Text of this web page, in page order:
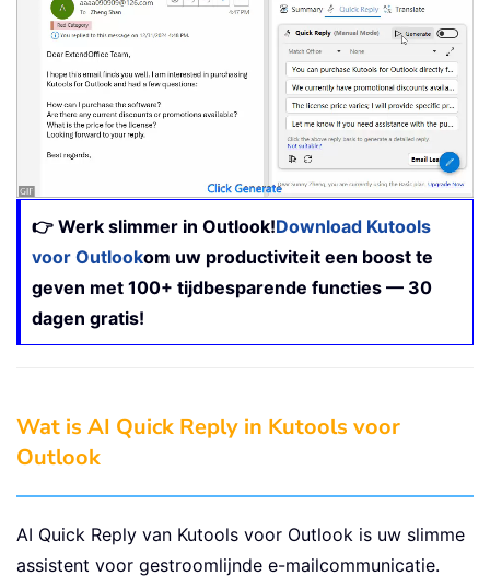
👉 Werk slimmer in Outlook!Download Kutools
voor Outlookom uw productiviteit een boost te
geven met 100+ tijdbesparende functies — 30
dagen gratis!
Wat is AI Quick Reply in Kutools voor
Outlook
AI Quick Reply van Kutools voor Outlook is uw slimme
assistent voor gestroomlijnde e-mailcommunicatie.